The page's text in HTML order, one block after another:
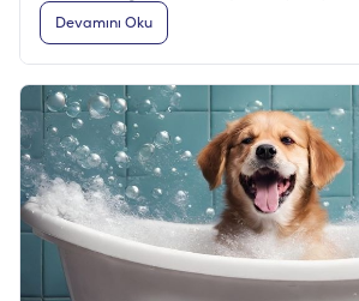
seçmek çok önemlidir. Bu sayede kediniz odak
fotoğrafları daha net ve görünür olur. Kedinizin
çekerken, göz seviyesine inmek gerekir. Bu
doğal bir görüntü sağlar. Kedinizin karakterini
yakalamak için yakın çekimler yapılabilir.
dikkatli kullanılmalı.
Devamını Oku